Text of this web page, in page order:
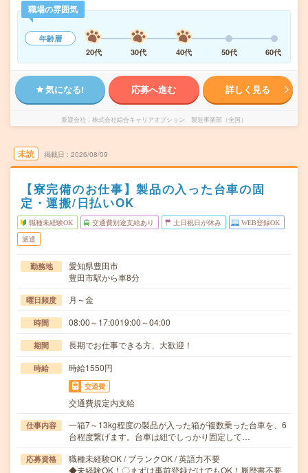
職場の雰囲気
年齢層
20代
30代 40代 50代 60代
気になる! 応募へ進む 詳しく見る
派遣会社 株式会社綜合キャリアオプション 製造事業部（全国）
未読 掲載日 2026/08/09
【寮完備のお仕事】製品の入った台車の固
定・運搬/日払いOK
職種未経験OK 交通費別途支給あり 土日祝日が休み WEB登録OK
派遣
勤務地
愛知県豊田市
豊田市駅から車8分
曜日頻度 月～金
時間 08:00～17:0019:00～04:00
期間 長期でお仕事できる方、大歓迎！
時給 時給1550円
交通費
交通費規定内支給
仕事内容
一箱7～13kg程度の製品が入った箱が複数乗った台車を、6
台程度繋げます。台車は紐でしっかり固定して…
応募資格
職種未経験OK / ブランクOK / 英語力不要
◆未経験OK！〇まずは事前登録だけでもOK！履歴書不要